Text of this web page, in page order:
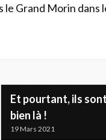
le Grand Morin
Et pourtant, ils sont
bien là !
19 Mars 2021